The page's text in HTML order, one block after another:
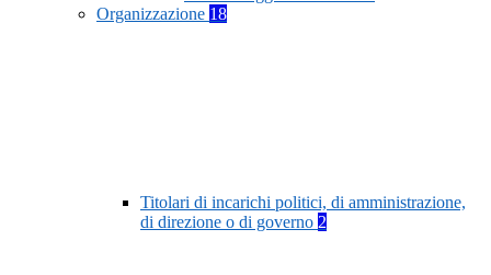
Organizzazione 18
Titolari di incarichi politici, di amministrazione,
di direzione o di governo 2